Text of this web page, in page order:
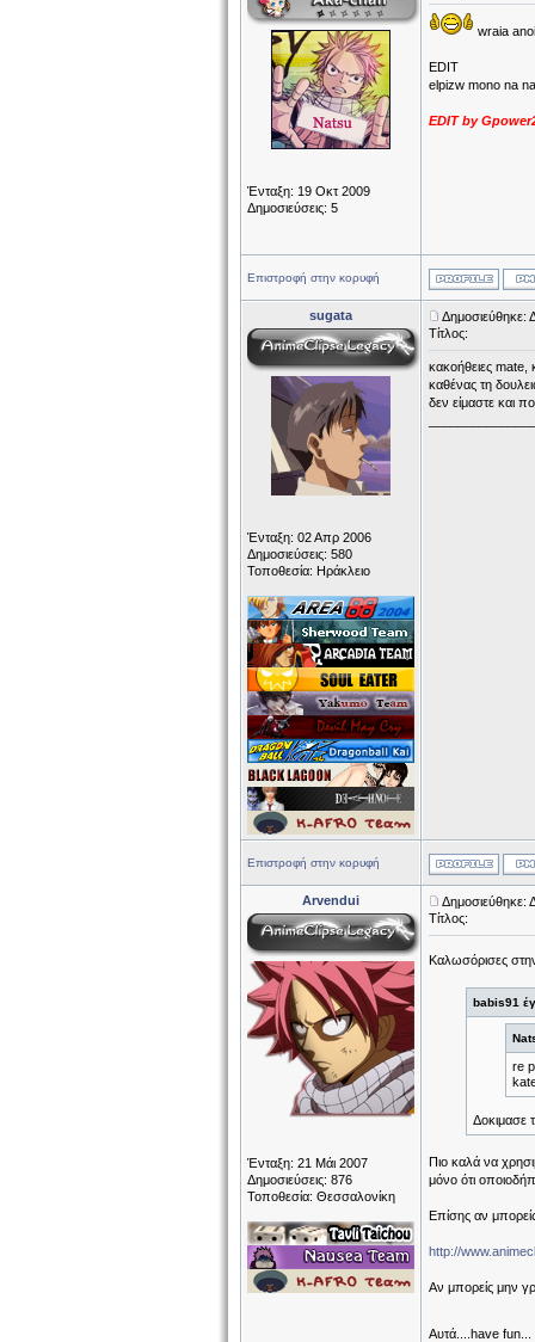
Ένταξη: 19 Οκτ 2009
Δημοσιεύσεις: 5
wraia
EDIT
elpizw mono na
EDIT by
Επιστροφή στην κορυφή
sugata
Ένταξη: 02 Απρ 2006
Δημοσιεύσεις: 580
Τοποθεσία: Ηράκλειο
Δημοσιεύθηκε:
Τίτλος:
κακοήθειες mate,
καθένας τη
δεν είμαστε και
Επιστροφή στην κορυφή
Arvendui
Ένταξη: 21 Μάι 2007
Δημοσιεύσεις: 876
Τοποθεσία: Θεσσαλονίκη
Δημοσιεύθηκε:
Τίτλος:
Καλωσόρισες
babis91
re
Δοκιμασε
Πιο καλά να
μόνο ότι
Επίσης αν
http://
Αν μπορείς μην
Αυτά....have fun...